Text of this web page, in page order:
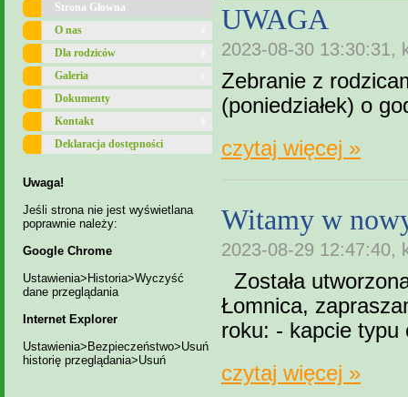
Strona Głowna
O nas
Dla rodziców
Galeria
Dokumenty
Kontakt
Deklaracja dostępności
Uwaga!
Jeśli strona nie jest wyświetlana
poprawnie należy:
Google Chrome
Ustawienia>Historia>Wyczyść
dane przeglądania
Internet Explorer
Ustawienia>Bezpieczeństwo>Usuń
historię przeglądania>Usuń
UWAGA
2023-08-30 13:30:31,
Zebranie z
(poniedziałek) o
czytaj więcej »
Witamy w
2023-08-29 12:47:40,
Została
Łomnica,
roku: - kapcie typu
czytaj więcej »